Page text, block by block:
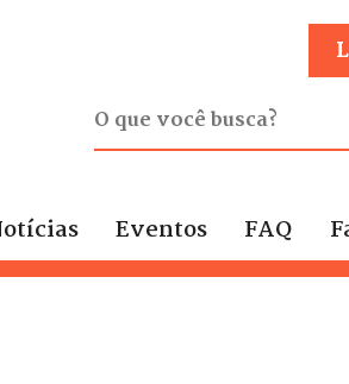
Eventos FAQ